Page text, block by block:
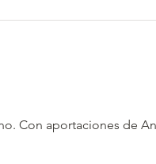
Con aportaciones de